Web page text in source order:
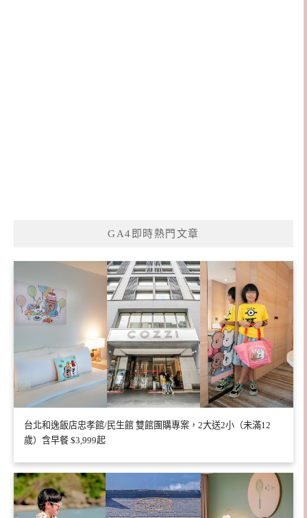
GA4即時熱門文章
台北和逸飯店忠孝館/民生館 雙館團購專案，2大送2小（未滿12
歲）含早餐 $3,999起